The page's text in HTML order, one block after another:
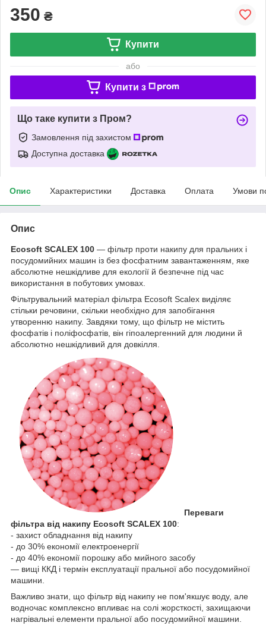
350 ₴
Купити
або
Купити з
Що таке купити з Пром?
Замовлення під захистом
Доступна доставка
Опис Характеристики Доставка Оплата Умови
Опис
Ecosoft SCALEX 100 — фільтр проти накипу для пральних і
посудомийних машин із без фосфатним завантаженням, яке
абсолютне нешкідливе для екології й безпечне під час
використання в побутових умовах.
Фільтрувальний матеріал фільтра Ecosoft Scalex виділяє
стільки речовини, скільки необхідно для запобігання
утворенню накипу. Завдяки тому, що фільтр не містить
фосфатів і поліфосфатів, він гіпоалергенний для людини й
абсолютно нешкідливий для довкілля.
Переваги
фільтра від накипу Ecosoft SCALEX 100:
- захист обладнання від накипу
- до 30% економії електроенергії
- до 40% економії порошку або мийного засобу
— вищі ККД і термін експлуатації пральної або посудомийної
машини.
Важливо знати, що фільтр від накипу не пом'якшує воду, але
водночас комплексно впливає на солі жорсткості, захищаючи
нагрівальні елементи пральної або посудомийної машини.